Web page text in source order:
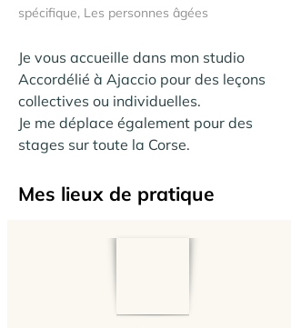
spécifique, Les personnes âgées
Je vous accueille dans mon studio
Accordélié à Ajaccio pour des leçons
collectives ou individuelles.
Je me déplace également pour des
stages sur toute la Corse.
Mes lieux de pratique